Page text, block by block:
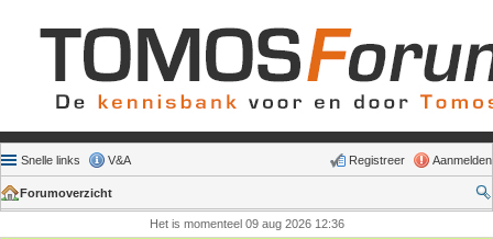
Snelle links V&A Aanmelden
Registreer
Forumoverzicht
Het is momenteel 09 aug 2026 12:36